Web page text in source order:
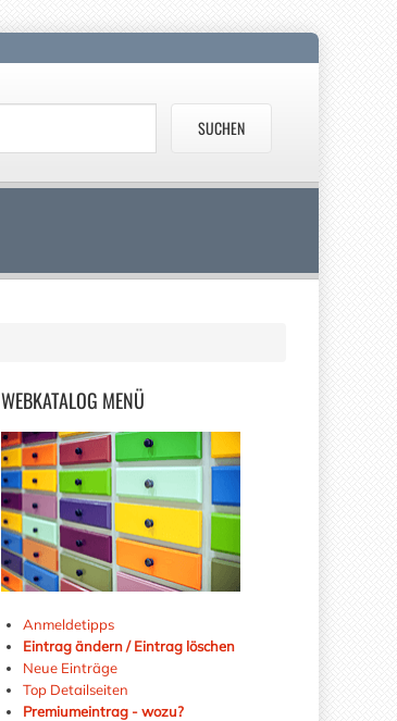
WEBKATALOG MENÜ
Anmeldetipps
Eintrag ändern / Eintrag löschen
Neue Einträge
Top Detailseiten
Premiumeintrag - wozu?